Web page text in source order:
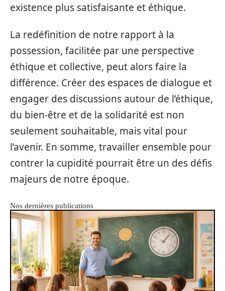
existence plus satisfaisante et éthique.
La redéfinition de notre rapport à la
possession, facilitée par une perspective
éthique et collective, peut alors faire la
différence. Créer des espaces de dialogue et
engager des discussions autour de l’éthique,
du bien-être et de la solidarité est non
seulement souhaitable, mais vital pour
l’avenir. En somme, travailler ensemble pour
contrer la cupidité pourrait être un des défis
majeurs de notre époque.
Nos dernières publications